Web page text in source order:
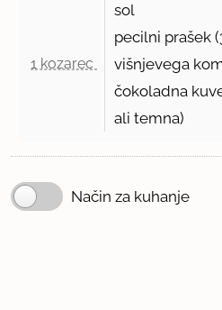
sol
pecilni prašek
1 kozarec
višnjevega
čokoladna
ali temna)
Način za kuhanje